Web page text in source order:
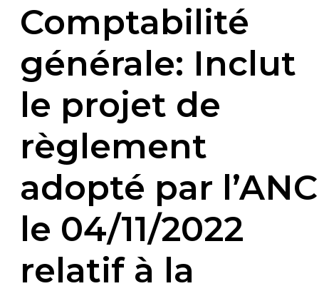
Comptabilité
générale: Inclut
le projet de
règlement
adopté par l’ANC
le 04/11/2022
relatif à la